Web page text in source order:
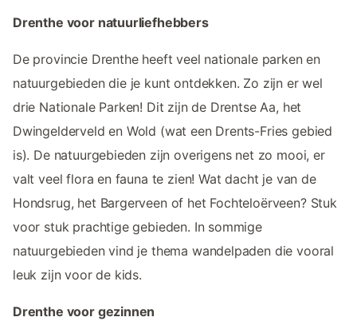
Drenthe voor natuurliefhebbers
De provincie Drenthe heeft veel nationale parken en
natuurgebieden die je kunt ontdekken. Zo zijn er wel
drie Nationale Parken! Dit zijn de Drentse Aa, het
Dwingelderveld en Wold (wat een Drents-Fries gebied
is). De natuurgebieden zijn overigens net zo mooi, er
valt veel flora en fauna te zien! Wat dacht je van de
Hondsrug, het Bargerveen of het Fochteloërveen? Stuk
voor stuk prachtige gebieden. In sommige
natuurgebieden vind je thema wandelpaden die vooral
leuk zijn voor de kids.
Drenthe voor gezinnen